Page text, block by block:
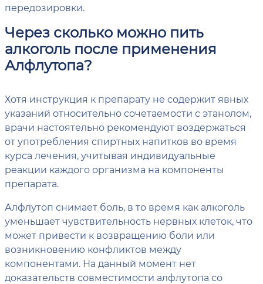
передозировки.
Через сколько можно пить
алкоголь после применения
Алфлутопа?
Хотя инструкция к препарату не содержит явных
указаний относительно сочетаемости с этанолом,
врачи настоятельно рекомендуют воздержаться
от употребления спиртных напитков во время
курса лечения, учитывая индивидуальные
реакции каждого организма на компоненты
препарата.
Алфлутоп снимает боль, в то время как алкоголь
уменьшает чувствительность нервных клеток, что
может привести к возвращению боли или
возникновению конфликтов между
компонентами. На данный момент нет
доказательств совместимости алфлутопа со